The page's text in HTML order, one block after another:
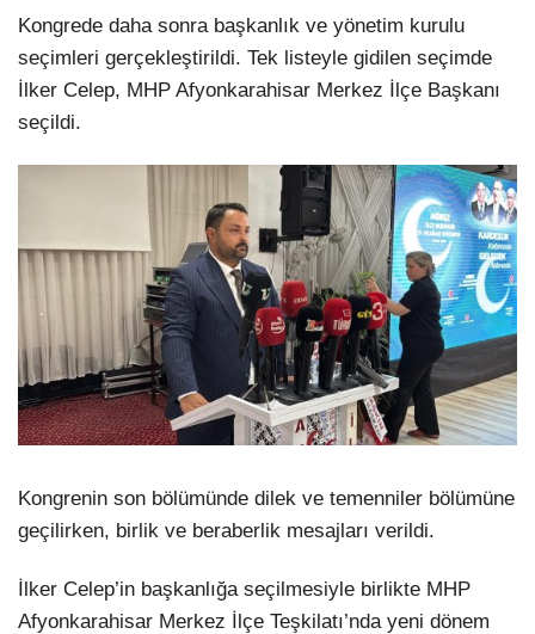
Kongrede daha sonra başkanlık ve yönetim kurulu
seçimleri gerçekleştirildi. Tek listeyle gidilen seçimde
İlker Celep, MHP Afyonkarahisar Merkez İlçe Başkanı
seçildi.
Kongrenin son bölümünde dilek ve temenniler bölümüne
geçilirken, birlik ve beraberlik mesajları verildi.
İlker Celep’in başkanlığa seçilmesiyle birlikte MHP
Afyonkarahisar Merkez İlçe Teşkilatı’nda yeni dönem